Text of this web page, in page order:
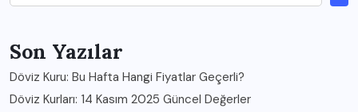
Son Yazılar
Döviz Kuru: Bu Hafta Hangi Fiyatlar Geçerli?
Döviz Kurları: 14 Kasım 2025 Güncel Değerler